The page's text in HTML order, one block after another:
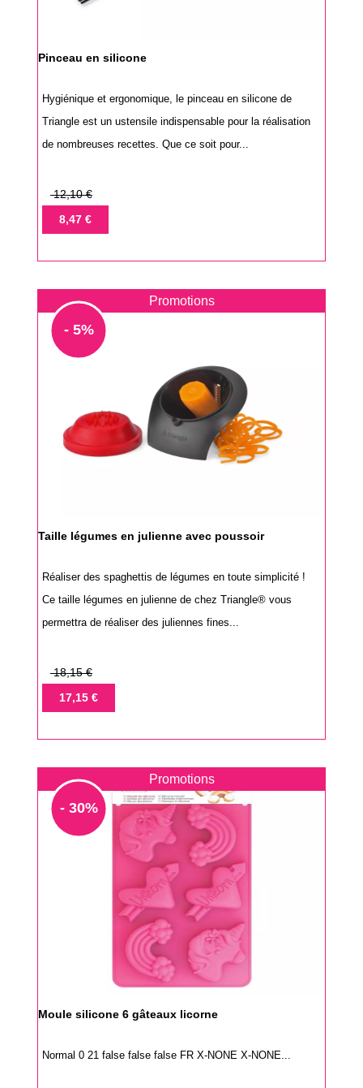
Pinceau en silicone
Hygiénique et ergonomique, le pinceau en silicone de
Triangle est un ustensile indispensable pour la réalisation
de nombreuses recettes. Que ce soit pour...
Prix
base
12,10 €
Prix8,47 €
Promotions
- 5%
Taille légumes en julienne avec poussoir
Réaliser des spaghettis de légumes en toute simplicité !
Ce taille légumes en julienne de chez Triangle® vous
permettra de réaliser des juliennes fines...
Prix
base
18,15 €
Prix17,15 €
Promotions
- 30%
Moule silicone 6 gâteaux licorne
Normal 0 21 false false false FR X-NONE X-NONE...